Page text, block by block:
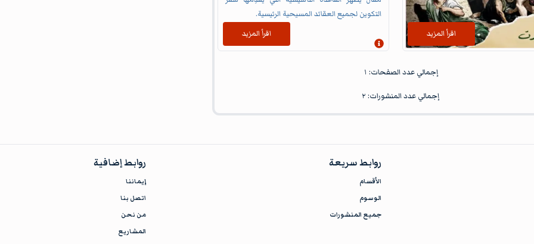
اقرأ المزيد
التكوين لجميع العقائد المسيحية الرئيسية.
إظهار المعلومات
اقرأ المزيد
إجمالي عدد الصفحات: ١
إجمالي عدد المنشورات: ٢
روابط سريعة
الأقسام
الوسوم
جميع المنشورات
روابط إضافية
إيماننا
اتصل بنا
من نحن
المشاريع